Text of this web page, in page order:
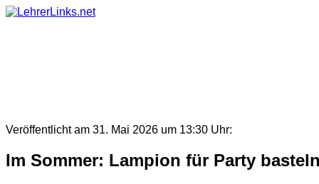
Skip
Veröffentlicht am 31. Mai 2026 um 13:30 Uhr:
Im Sommer: Lampion für Party